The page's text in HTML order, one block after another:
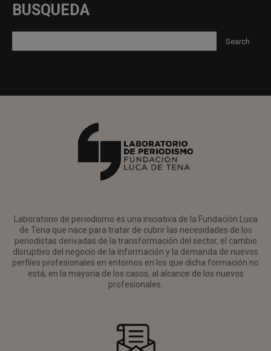
BUSQUEDA
Laboratorio de periodismo es una iniciativa de la Fundación Luca
de Tena que nace para tratar de cubrir las necesidades de los
periodistas derivadas de la transformación del sector, el cambio
disruptivo del negocio de la información y la demanda de nuevos
perfiles profesionales en entornos en los que dicha formación no
está, en la mayoría de los casos, al alcance de los nuevos
profesionales.